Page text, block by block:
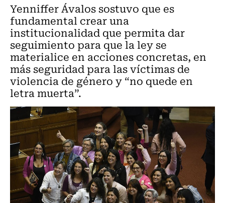
Yenniffer Ávalos sostuvo que es
fundamental crear una
institucionalidad que permita dar
seguimiento para que la ley se
materialice en acciones concretas, en
más seguridad para las víctimas de
violencia de género y “no quede en
letra muerta”.